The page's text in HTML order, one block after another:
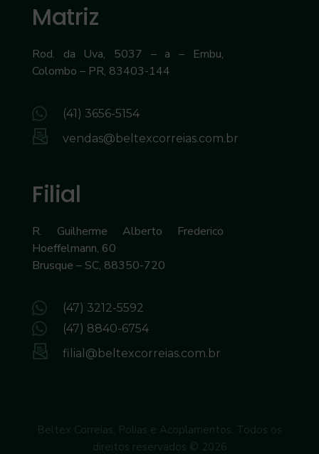
Matriz
Rod. da Uva, 5037 – a – Embu,
Colombo – PR, 83403-144
(41) 3656-5154
vendas@beltexcorreias.com.br
Filial
R. Guilherme Alberto Frederico
Hoeffelmann, 60
Brusque – SC, 88350-720
(47) 3212-5592
(47) 8840-6754
filial@beltexcorreias.com.br
Beltex Correias, Polias e Acoplamentos. Todos os
direitos reservados © 2026